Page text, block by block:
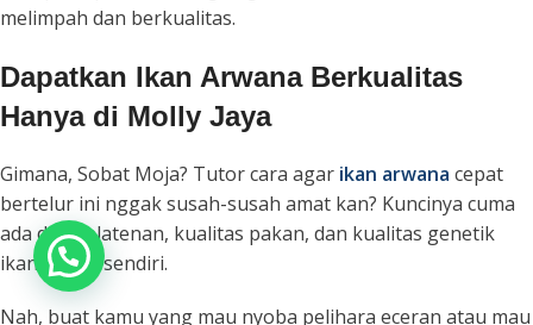
melimpah dan berkualitas.
Dapatkan Ikan Arwana Berkualitas
Hanya di Molly Jaya
Gimana, Sobat Moja? Tutor cara agar ikan arwana cepat
bertelur ini nggak susah-susah amat kan? Kuncinya cuma
ada di ketelatenan, kualitas pakan, dan kualitas genetik
ikannya itu sendiri.
Nah, buat kamu yang mau nyoba pelihara eceran atau mau
Chat Admin